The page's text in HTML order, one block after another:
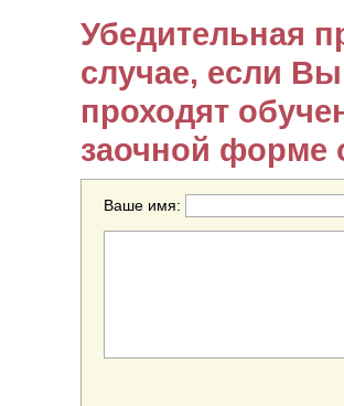
Убедительная
случае, если
проходят
заочной форме
Ваше имя: